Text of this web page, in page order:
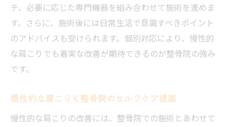
チ、必要に応じた専門機器を組み合わせて施術を進めま
す。さらに、施術後には日常生活で意識すべきポイント
のアドバイスも受けられます。個別対応により、慢性的
な肩こりでも着実な改善が期待できるのが整骨院の強み
です。
慢性的な肩こりと整骨院のセルフケア提案
慢性的な肩こりの改善には、整骨院での施術とあわせて